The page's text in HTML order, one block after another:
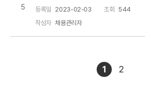
5 등록일 2023-02-03 조회 544
작성자 채용관리자
1 2